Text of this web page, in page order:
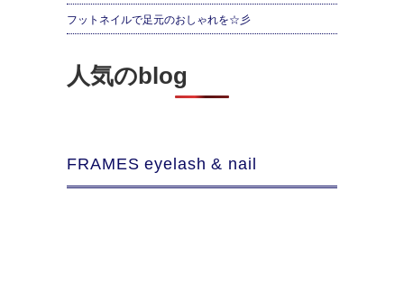
フットネイルで足元のおしゃれを☆彡
人気のblog
FRAMES eyelash & nail